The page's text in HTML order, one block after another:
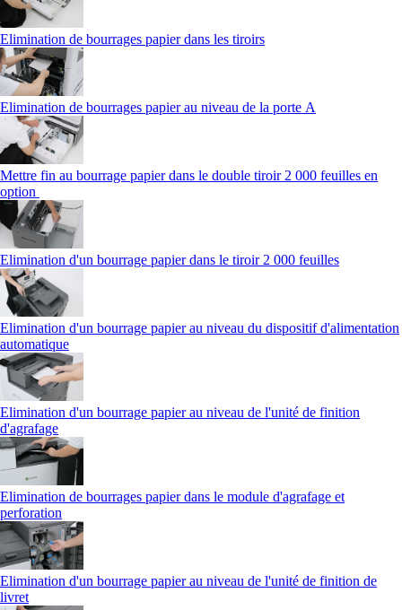
Elimination de bourrages papier dans les tiroirs
Elimination de bourrages papier au niveau de la porte A
Mettre fin au bourrage papier dans le double tiroir 2 000 feuilles en
option
Elimination d'un bourrage papier dans le tiroir 2 000 feuilles
Elimination d'un bourrage papier au niveau du dispositif d'alimentation
automatique
Elimination d'un bourrage papier au niveau de l'unité de finition
d'agrafage
Elimination de bourrages papier dans le module d'agrafage et
perforation
Elimination d'un bourrage papier au niveau de l'unité de finition de
livret